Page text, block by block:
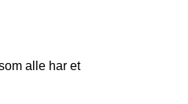
alle har et